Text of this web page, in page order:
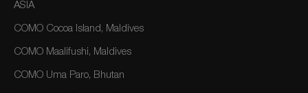
ASIA
COMO Cocoa Island, Maldives
COMO Maalifushi, Maldives
COMO Uma Paro, Bhutan